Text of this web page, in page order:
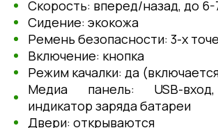
Скорость: вперед/назад, до 6-
Сидение: экокожа
Ремень безопасности: 3-х
Включение: кнопка
Режим качалки: да
Медиа панель: USB-
индикатор заряда батареи
Двери: открываются